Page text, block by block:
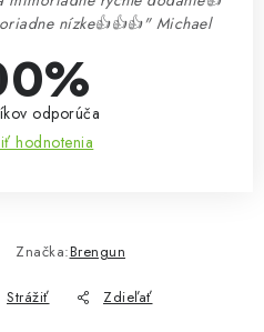
nízke👍👍👍" Michael
odporúča
hodnotenia
Značka:Brengun
Strážiť Zdieľať